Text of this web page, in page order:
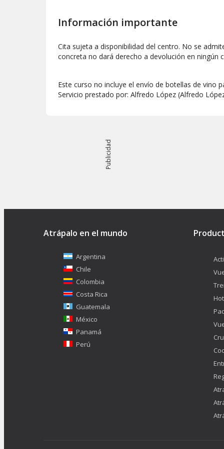
Información importante
Cita sujeta a disponibilidad del centro. No se
concreta no dará derecho a devolución en ningún
Este curso no incluye el envío de botellas de vino
Servicio prestado por: Alfredo López (Alfredo
Publicidad
Atrápalo en el mundo
Argentina
Chile
Colombia
Costa Rica
Guatemala
México
Panamá
Perú